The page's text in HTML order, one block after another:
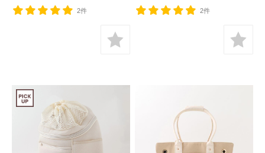
2件 2件